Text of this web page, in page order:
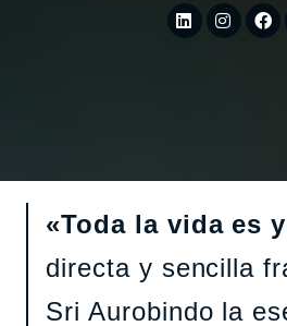
«Toda la vida es
directa y sencilla
Sri Aurobindo la